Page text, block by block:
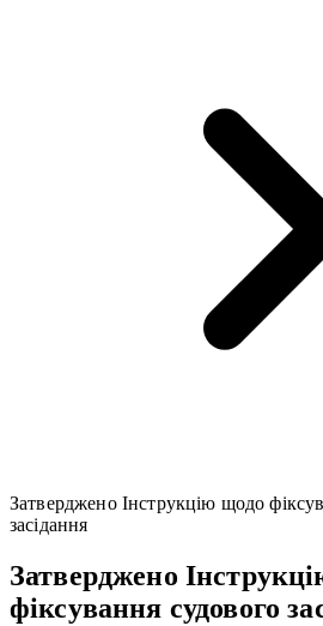
Затверджено Інструкцію щодо
засідання
Затверджено
фіксування судового